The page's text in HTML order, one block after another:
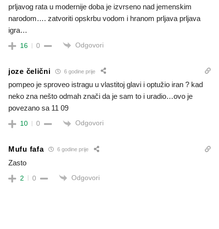
prljavog rata u modernije doba je izvrseno nad jemenskim
narodom…. zatvoriti opskrbu vodom i hranom prljava prljava
igra…
16 0 Odgovori
joze čelični 6 godine prije
pompeo je sproveo istragu u vlastitoj glavi i optužio iran ? kad
neko zna nešto odmah znači da je sam to i uradio…ovo je
povezano sa 11 09
10 0 Odgovori
Mufu fafa 6 godine prije
Zasto
2 0 Odgovori